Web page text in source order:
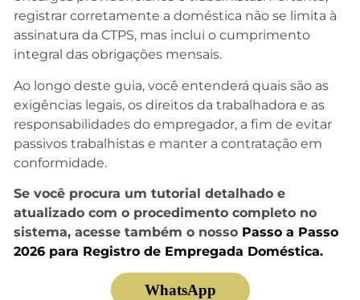
registrar corretamente a doméstica não se limita à
assinatura da CTPS, mas inclui o cumprimento
integral das obrigações mensais.
Ao longo deste guia, você entenderá quais são as
exigências legais, os direitos da trabalhadora e as
responsabilidades do empregador, a fim de evitar
passivos trabalhistas e manter a contratação em
conformidade.
Se você procura um tutorial detalhado e
atualizado com o procedimento completo no
sistema, acesse também o nosso Passo a Passo
2026 para Registro de Empregada Doméstica.
WhatsApp